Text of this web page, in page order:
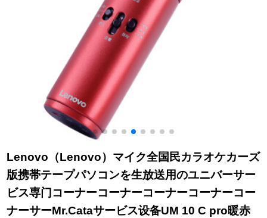
Lenovo（Lenovo）マイク全国民カラオケカーズ
版携帯テープパソコンを生放送用のユニバーサー
ビス専门コーナーコーナーコーナーコーナーコー
ナーサーMr.Cataサービス设备UM 10 C pro暖赤